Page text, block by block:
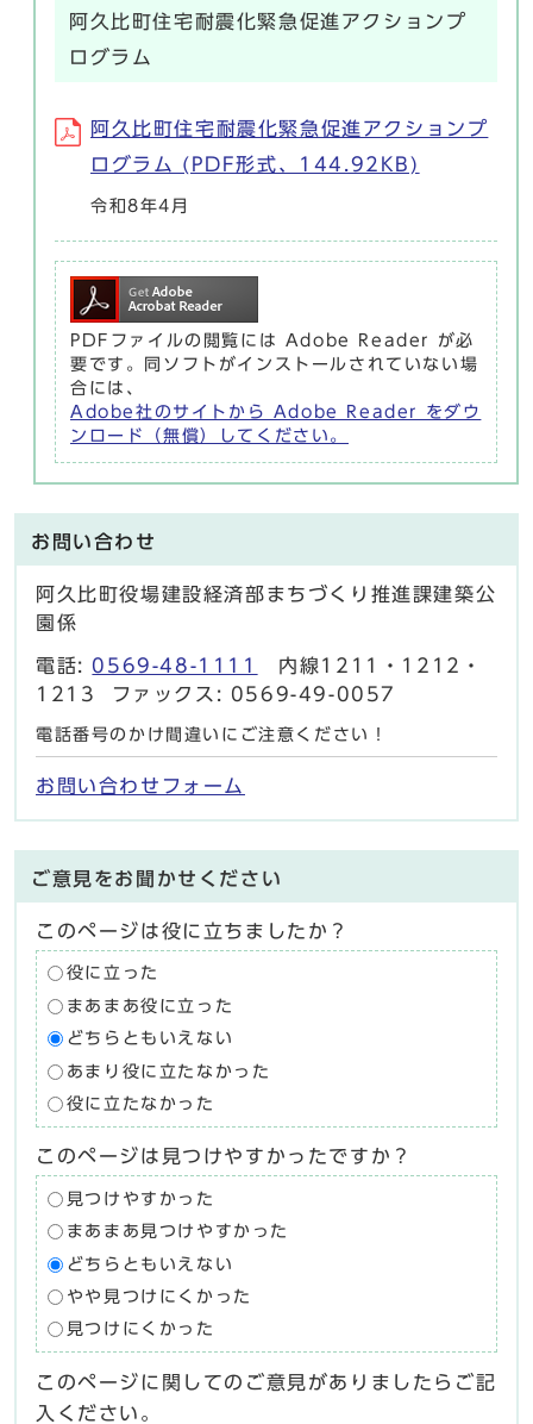
阿久比町住宅耐震化緊急促進アクションプ
ログラム
阿久比町住宅耐震化緊急促進アクションプ
ログラム (PDF形式、144.92KB)
令和8年4月
PDFファイルの閲覧には Adobe Reader が必
要です。同ソフトがインストールされていない場
合には、
Adobe社のサイトから Adobe Reader をダウ
ンロード（無償）してください。
お問い合わせ
阿久比町役場建設経済部まちづくり推進課建築公
園係
電話: 0569-48-1111
内線1211・1212・
1213 ファックス: 0569-49-0057
電話番号のかけ間違いにご注意ください！
お問い合わせフォーム
ご意見をお聞かせください
このページは役に立ちましたか？
役に立った
まあまあ役に立った
どちらともいえない
あまり役に立たなかった
役に立たなかった
このページは見つけやすかったですか？
見つけやすかった
まあまあ見つけやすかった
どちらともいえない
やや見つけにくかった
見つけにくかった
このページに関してのご意見がありましたらご記
入ください。